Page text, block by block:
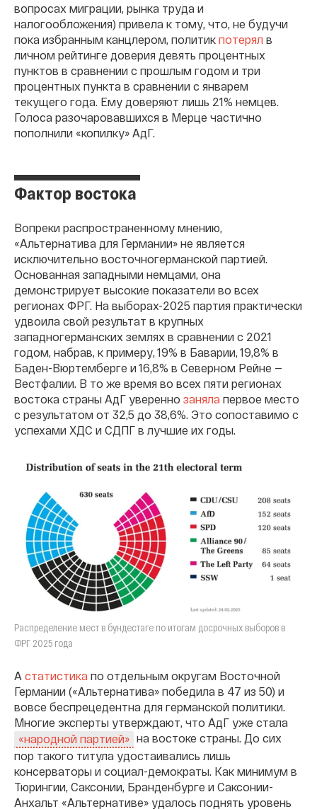
вопросах миграции, рынка труда и
налогообложения) привела к тому, что, не будучи
пока избранным канцлером, политик потерял в
личном рейтинге доверия девять процентных
пунктов в сравнении с прошлым годом и три
процентных пункта в сравнении с январем
текущего года. Ему доверяют лишь 21% немцев.
Голоса разочаровавшихся в Мерце частично
пополнили «копилку» АдГ.
Фактор востока
Вопреки распространенному мнению,
«Альтернатива для Германии» не является
исключительно восточногерманской партией.
Основанная западными немцами, она
демонстрирует высокие показатели во всех
регионах ФРГ. На выборах-2025 партия практически
удвоила свой результат в крупных
западногерманских землях в сравнении с 2021
годом, набрав, к примеру, 19% в Баварии, 19,8% в
Баден-Вюртемберге и 16,8% в Северном Рейне —
Вестфалии. В то же время во всех пяти регионах
востока страны АдГ уверенно заняла первое место
с результатом от 32,5 до 38,6%. Это сопоставимо с
успехами ХДС и СДПГ в лучшие их годы.
Распределение мест в бундестаге по итогам досрочных выборов в
ФРГ 2025 года
А статистика по отдельным округам Восточной
Германии («Альтернатива» победила в 47 из 50) и
вовсе беспрецедентна для германской политики.
Многие эксперты утверждают, что АдГ уже стала
«народной партией» на востоке страны. До сих
пор такого титула удостаивались лишь
консерваторы и социал-демократы. Как минимум в
Тюрингии, Саксонии, Бранденбурге и Саксонии-
Анхальт «Альтернативе» удалось поднять уровень